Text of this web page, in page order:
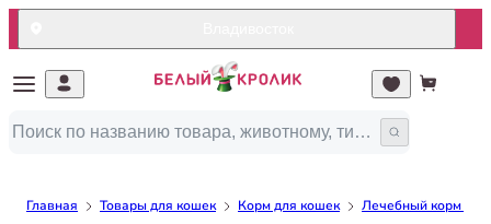
Главная Товары для кошек Корм для кошек Лечебный корм для